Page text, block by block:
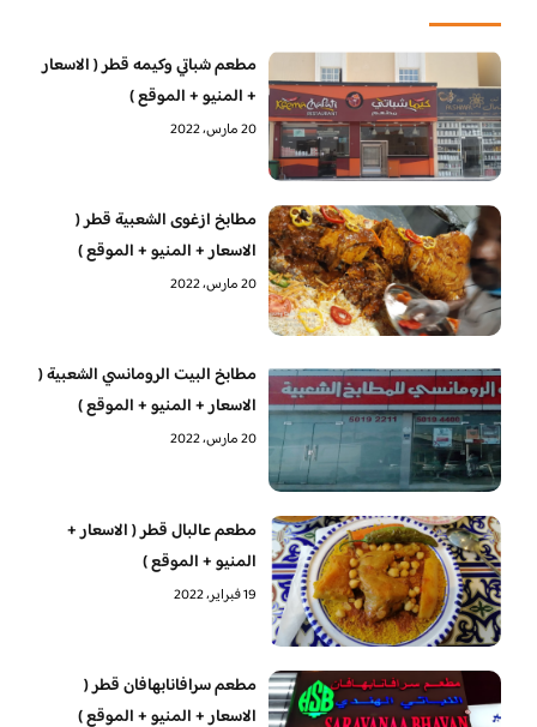
مطعم شباتي وكيمه قطر ( الاسعار
+ المنيو + الموقع )
20 مارس، 2022
مطابخ ازغوى الشعبية قطر (
الاسعار + المنيو + الموقع )
20 مارس، 2022
مطابخ البيت الرومانسي الشعبية (
الاسعار + المنيو + الموقع )
20 مارس، 2022
مطعم عالبال قطر ( الاسعار +
المنيو + الموقع )
19 فبراير، 2022
مطعم سرافانابهافان قطر (
الاسعار + المنيو + الموقع )